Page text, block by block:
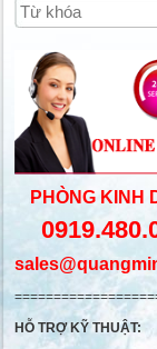
PHÒNG KINH
HỖ TRỢ KỸ THUẬT: